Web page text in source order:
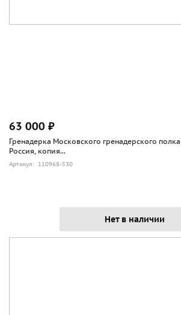
63 000 ₽
Гренадерка Московского гренадерского
Россия, копия...
Артикул: 110968-530
Нет в наличии